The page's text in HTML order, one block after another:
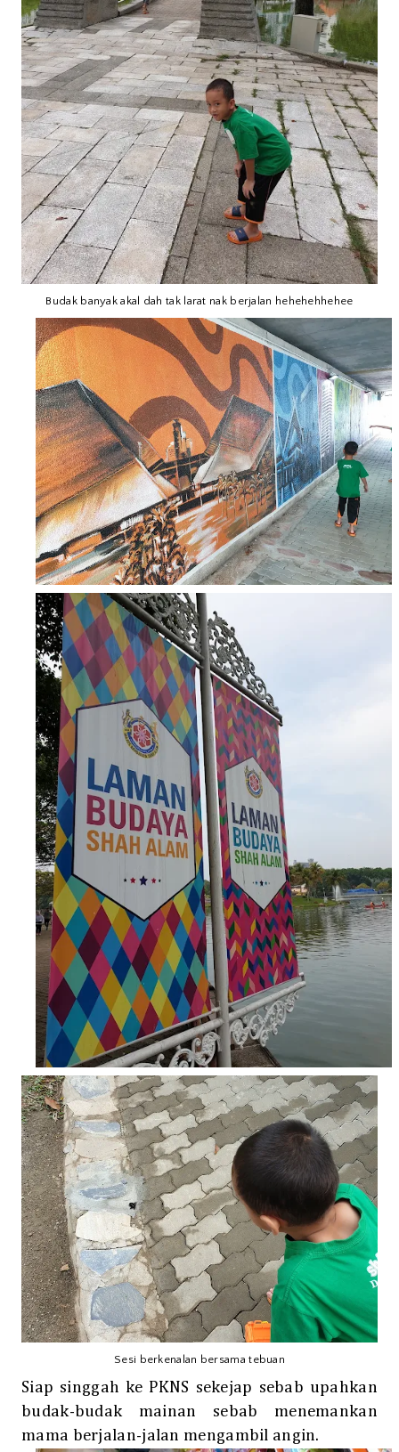
Budak banyak akal dah tak larat nak berjalan hehehehhehee
Sesi berkenalan bersama tebuan
Siap singgah ke PKNS sekejap sebab upahkan
budak-budak mainan sebab menemankan
mama berjalan-jalan mengambil angin.